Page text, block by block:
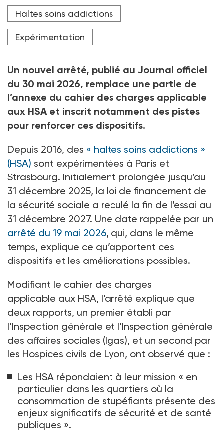
précarité.
Crédit photo dashtik - stock.adobe.com
Haltes soins addictions
Expérimentation
Un nouvel arrêté, publié au Journal officiel
du 30 mai 2026, remplace une partie de
l’annexe du cahier des charges applicable
aux HSA et inscrit notamment des pistes
pour renforcer ces dispositifs.
Depuis 2016, des « haltes soins addictions »
(HSA) sont expérimentées à Paris et
Strasbourg. Initialement prolongée jusqu’au
31 décembre 2025, la loi de financement de
la sécurité sociale a reculé la fin de l’essai au
31 décembre 2027. Une date rappelée par un
arrêté du 19 mai 2026, qui, dans le même
temps, explique ce qu’apportent ces
dispositifs et les améliorations possibles.
Modifiant le cahier des charges
applicable aux HSA, l’arrêté explique que
deux rapports, un premier établi par
l’Inspection générale et l’Inspection générale
des affaires sociales (Igas), et un second par
les Hospices civils de Lyon, ont observé que :
Les HSA répondaient à leur mission « en
particulier dans les quartiers où la
consommation de stupéfiants présente des
enjeux significatifs de sécurité et de santé
publiques ».